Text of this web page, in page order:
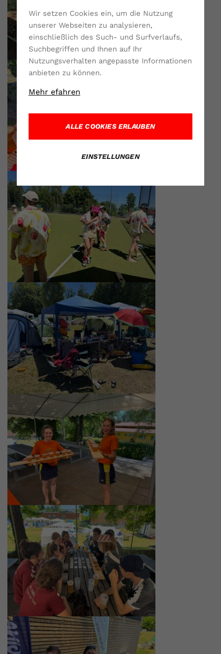
Wir setzen Cookies ein, um die Nutzung
unserer Webseiten zu analysieren,
einschließlich des Such- und Surfverlaufs,
Suchbegriffen und Ihnen auf Ihr
Nutzungsverhalten angepasste Informationen
anbieten zu können.
Mehr efahren
ALLE COOKIES ERLAUBEN
EINSTELLUNGEN